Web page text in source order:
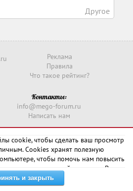
Другое
Реклама
Правила
Что такое рейтинг?
Контакты:
info@mego-forum.ru
Написать нам
© 2016 -2026
cookie, чтобы сделать ваш просмотр
Cookies хранят полезную
чтобы помочь нам повысить
нашего сайта для вас. В
необходимы для правильной работы
сайта.